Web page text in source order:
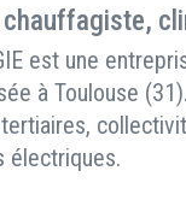
chauffagiste,
est une
à Toulouse
électriques.